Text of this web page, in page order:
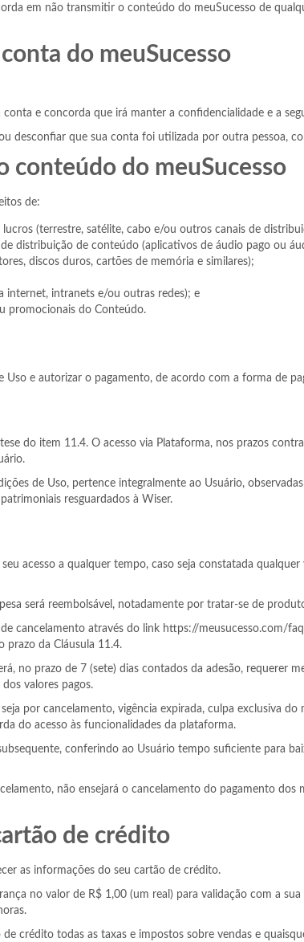
em não transmitir o conteúdo do meuSucesso de
do meuSucesso
e concorda que irá manter a confidencialidade e a
desconfiar que sua conta foi utilizada por outra pessoa,
conteúdo do meuSucesso
de:
(terrestre, satélite, cabo e/ou outros canais de
distribuição de conteúdo (aplicativos de áudio pago ou
discos duros, cartões de memória e similares);
internet, intranets e/ou outras redes); e
promocionais do Conteúdo.
e autorizar o pagamento, de acordo com a forma de
do item 11.4. O acesso via Plataforma, nos prazos
de Uso, pertence integralmente ao Usuário,
resguardados à Wiser.
acesso a qualquer tempo, caso seja constatada
será reembolsável, notadamente por tratar-se de
cancelamento através do link https://meusucesso.com/
prazo da Cláusula 11.4.
no prazo de 7 (sete) dias contados da adesão, requerer
valores pagos.
por cancelamento, vigência expirada, culpa exclusiva
do acesso às funcionalidades da plataforma.
conferindo ao Usuário tempo suficiente para
não ensejará o cancelamento do pagamento dos
de crédito
as informações do seu cartão de crédito.
no valor de R$ 1,00 (um real) para validação com a
crédito todas as taxas e impostos sobre vendas e